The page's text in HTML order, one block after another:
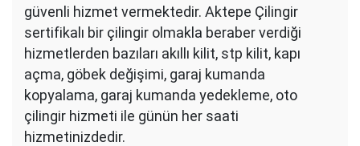
güvenli hizmet vermektedir. Aktepe Çilingir
sertifikalı bir çilingir olmakla beraber verdiği
hizmetlerden bazıları akıllı kilit, stp kilit, kapı
açma, göbek değişimi, garaj kumanda
kopyalama, garaj kumanda yedekleme, oto
çilingir hizmeti ile günün her saati
hizmetinizdedir.